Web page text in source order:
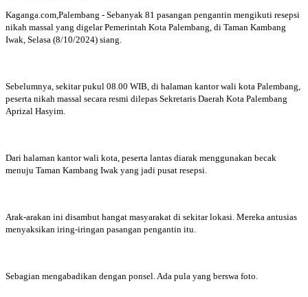
Kaganga.com,Palembang - Sebanyak 81 pasangan pengantin mengikuti resepsi
nikah massal yang digelar Pemerintah Kota Palembang, di Taman Kambang
Iwak, Selasa (8/10/2024) siang.
Sebelumnya, sekitar pukul 08.00 WIB, di halaman kantor wali kota Palembang,
peserta nikah massal secara resmi dilepas Sekretaris Daerah Kota Palembang
Aprizal Hasyim.
Dari halaman kantor wali kota, peserta lantas diarak menggunakan becak
menuju Taman Kambang Iwak yang jadi pusat resepsi.
Arak-arakan ini disambut hangat masyarakat di sekitar lokasi. Mereka antusias
menyaksikan iring-iringan pasangan pengantin itu.
Sebagian mengabadikan dengan ponsel. Ada pula yang berswa foto.